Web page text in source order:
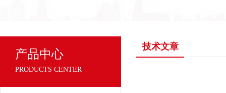
产品中心
PRODUCTS CENTER
技术文章